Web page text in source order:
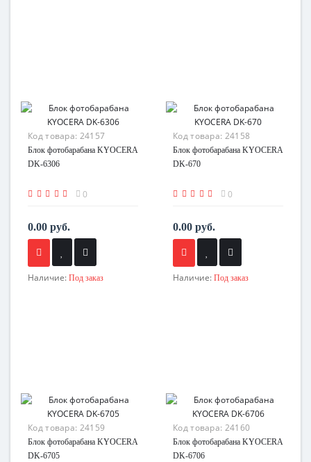
Код товара: 24157
Блок фотобарабана KYOCERA
DK-6306
0
0.00 руб.
Наличие: Под заказ
Код товара: 24158
Блок фотобарабана KYOCERA
DK-670
0
0.00 руб.
Наличие: Под заказ
Код товара: 24159
Блок фотобарабана KYOCERA
DK-6705
Код товара: 24160
Блок фотобарабана KYOCERA
DK-6706